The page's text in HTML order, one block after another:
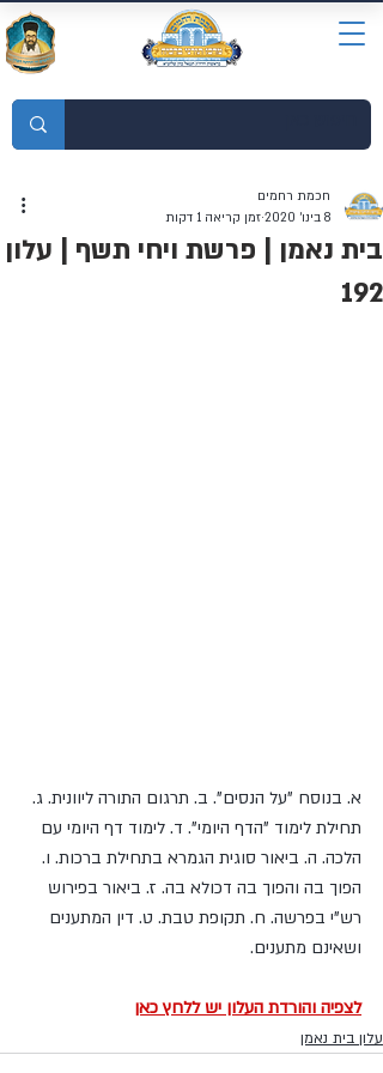
בית נאמן | פרשת ויחי תשף | עלון
192
חכמת רחמים
8 בינו׳ 2020
זמן קריאה 1 דקות
א. בנוסח "על הנסים". ב. תרגום התורה ליוונית. ג.
תחילת לימוד "הדף היומי". ד. לימוד דף היומי עם
הלכה. ה. ביאור סוגית הגמרא בתחילת ברכות. ו.
הפוך בה והפוך בה דכולא בה. ז. ביאור בפירוש
רש"י בפרשה. ח. תקופת טבת. ט. דין המתענים
ושאינם מתענים.
לצפיה והורדת העלון יש ללחץ כאן
עלון בית נאמן